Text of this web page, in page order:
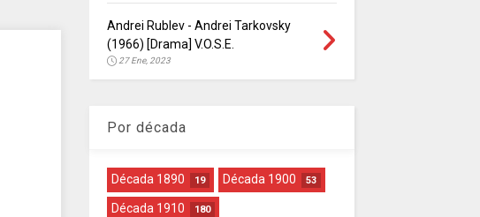
Andrei Rublev - Andrei Tarkovsky
(1966) [Drama] V.O.S.E.
27 Ene, 2023
Por década
Década 1890 19 Década 1900 53
Década 1910 180